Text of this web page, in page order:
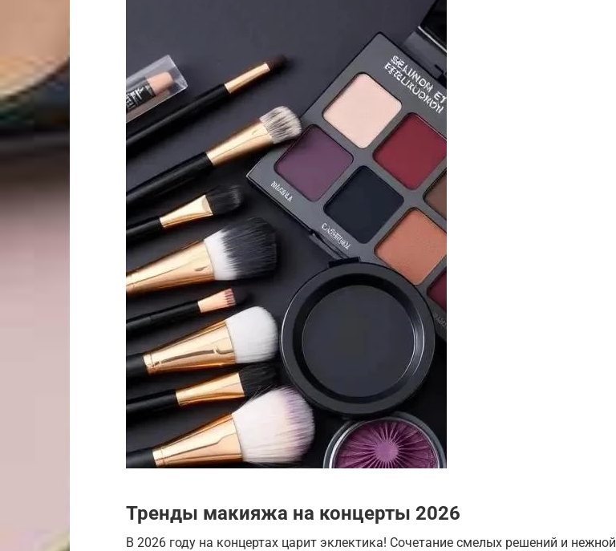
Тренды макияжа на концерты 2026
В 2026 году на концертах царит эклектика! Сочетание смелых решений и нежной